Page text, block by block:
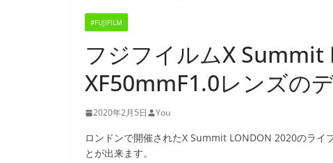
#FUJIFILM
フジフイルムX Summit
XF50mmF1.0レンズの
2020年2月5日 You
ロンドンで開催されたX Summit LONDON 2020のライ
とが出来ます。